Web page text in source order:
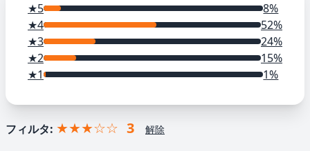
★5
8%
★4
52%
★3
24%
★2
15%
★1
1%
フィルタ: ★★★☆☆ 3 解除